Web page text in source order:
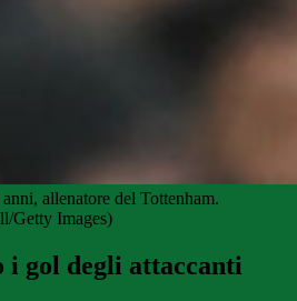
allenatore del Tottenham.
Getty Images)
i gol degli attaccanti